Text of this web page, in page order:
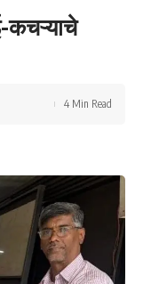
कचऱ्याचे
4 Min Read